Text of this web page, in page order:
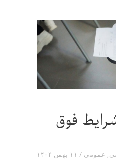
فوق
۱۱ بهمن ۱۴۰۴ , عمومی